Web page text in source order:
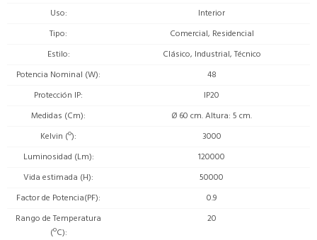
Uso
Interior
Tipo
Comercial, Residencial
Estilo
Clásico, Industrial, Técnico
Potencia Nominal (W)
48
Protección IP
IP20
Medidas (Cm)
Ø 60 cm. Altura: 5 cm.
Kelvin (º)
3000
Luminosidad (Lm)
120000
Vida estimada (H)
50000
Factor de Potencia(PF)
0.9
Rango de Temperatura
(ºC)
20